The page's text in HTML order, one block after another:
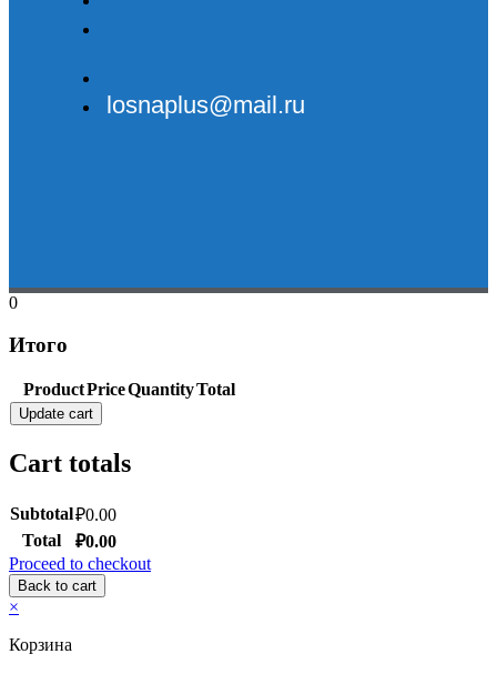
losnaplus@mail.ru
0
Итого
ProductPriceQuantityTotal
Update cart
Cart totals
Subtotal₽0.00
Total
₽0.00
Proceed to checkout
Back to cart
×
Корзина